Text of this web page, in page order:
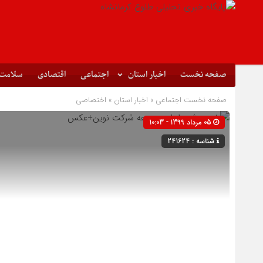
صفحه نخست اخبار استان اجتماعی اقتصادی
صفحه نخست اجتماعی » اخبار استان » اختصاصی
شناسه : 241624